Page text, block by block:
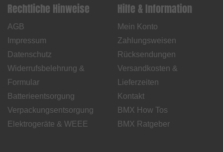
Rechtliche Hinweise
AGB
Impressum
Datenschutz
Widerrufsbelehrung &
Formular
Batterieentsorgung
Verpackungsentsorgung
Elektrogeräte & WEEE
Hilfe & Information
Mein Konto
Zahlungsweisen
Rücksendungen
Versandkosten &
Lieferzeiten
Kontakt
BMX How Tos
BMX Ratgeber